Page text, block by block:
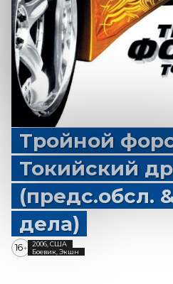
Тройной
Токийский
(предс.обсл.
дела)
16+
2006, США
Боевик, Экшн